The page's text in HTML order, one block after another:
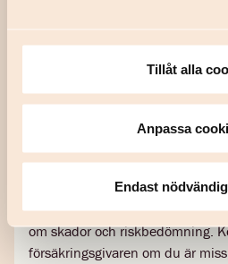
Tillåt alla
Anpassa
Endast
Klagomål
Är du missnöjd med ett
Det är de ansvariga
om skador och riskbedömning.
försäkringsgivaren om du är